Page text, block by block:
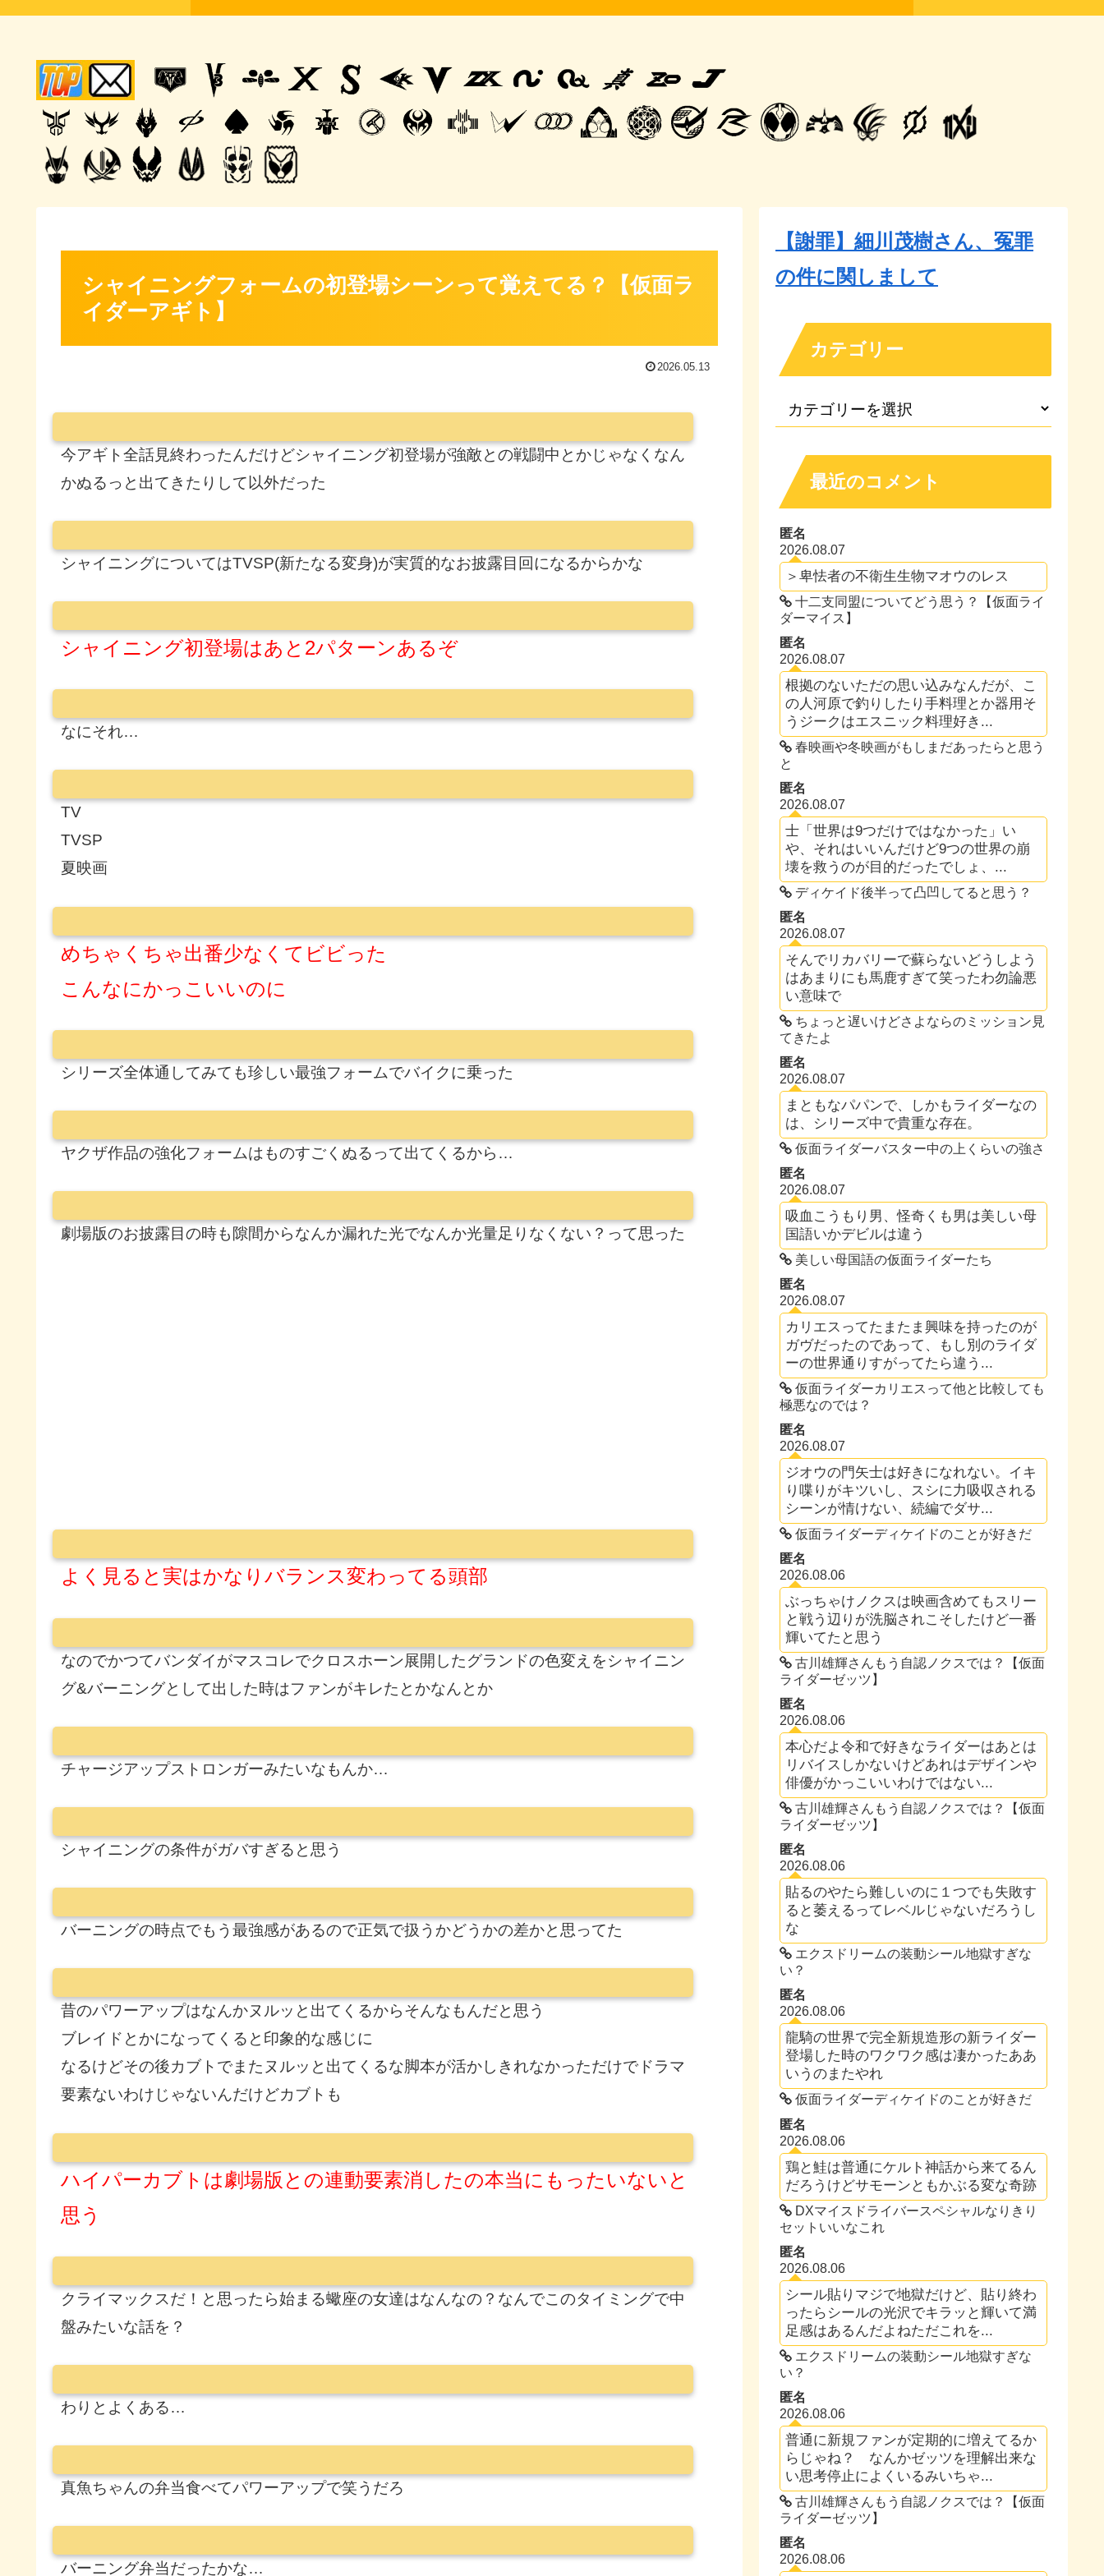
シャイニングフォームの初登場シーンって覚えてる？【仮面ラ
イダーアギト】
2026.05.13
今アギト全話見終わったんだけどシャイニング初登場が強敵との戦闘中とかじゃなくなん
かぬるっと出てきたりして以外だった
シャイニングについてはTVSP(新たなる変身)が実質的なお披露目回になるからかな
シャイニング初登場はあと2パターンあるぞ
なにそれ…
TV
TVSP
夏映画
めちゃくちゃ出番少なくてビビった
こんなにかっこいいのに
シリーズ全体通してみても珍しい最強フォームでバイクに乗った
ヤクザ作品の強化フォームはものすごくぬるって出てくるから…
劇場版のお披露目の時も隙間からなんか漏れた光でなんか光量足りなくない？って思った
よく見ると実はかなりバランス変わってる頭部
なのでかつてバンダイがマスコレでクロスホーン展開したグランドの色変えをシャイニン
グ&バーニングとして出した時はファンがキレたとかなんとか
チャージアップストロンガーみたいなもんか…
シャイニングの条件がガバすぎると思う
バーニングの時点でもう最強感があるので正気で扱うかどうかの差かと思ってた
昔のパワーアップはなんかヌルッと出てくるからそんなもんだと思う
ブレイドとかになってくると印象的な感じに
なるけどその後カブトでまたヌルッと出てくるな脚本が活かしきれなかっただけでドラマ
要素ないわけじゃないんだけどカブトも
ハイパーカブトは劇場版との連動要素消したの本当にもったいないと
思う
クライマックスだ！と思ったら始まる蠍座の女達はなんなの？なんでこのタイミングで中
盤みたいな話を？
わりとよくある…
真魚ちゃんの弁当食べてパワーアップで笑うだろ
バーニング弁当だったかな…
【謝罪】細川茂樹さん、冤罪
の件に関しまして
カテゴリー
最近のコメント
匿名
2026.08.07
＞卑怯者の不衛生生物マオウのレス
十二支同盟についてどう思う？【仮面ライ
ダーマイス】
匿名
2026.08.07
根拠のないただの思い込みなんだが、こ
の人河原で釣りしたり手料理とか器用そ
うジークはエスニック料理好き...
春映画や冬映画がもしまだあったらと思う
と
匿名
2026.08.07
士「世界は9つだけではなかった」い
や、それはいいんだけど9つの世界の崩
壊を救うのが目的だったでしょ、...
ディケイド後半って凸凹してると思う？
匿名
2026.08.07
そんでリカバリーで蘇らないどうしよう
はあまりにも馬鹿すぎて笑ったわ勿論悪
い意味で
ちょっと遅いけどさよならのミッション見
てきたよ
匿名
2026.08.07
まともなパパンで、しかもライダーなの
は、シリーズ中で貴重な存在。
仮面ライダーバスター中の上くらいの強さ
匿名
2026.08.07
吸血こうもり男、怪奇くも男は美しい母
国語いかデビルは違う
美しい母国語の仮面ライダーたち
匿名
2026.08.07
カリエスってたまたま興味を持ったのが
ガヴだったのであって、もし別のライダ
ーの世界通りすがってたら違う...
仮面ライダーカリエスって他と比較しても
極悪なのでは？
匿名
2026.08.07
ジオウの門矢士は好きになれない。イキ
り喋りがキツいし、スシに力吸収される
シーンが情けない、続編でダサ...
仮面ライダーディケイドのことが好きだ
匿名
2026.08.06
ぶっちゃけノクスは映画含めてもスリー
と戦う辺りが洗脳されこそしたけど一番
輝いてたと思う
古川雄輝さんもう自認ノクスでは？【仮面
ライダーゼッツ】
匿名
2026.08.06
本心だよ令和で好きなライダーはあとは
リバイスしかないけどあれはデザインや
俳優がかっこいいわけではない...
古川雄輝さんもう自認ノクスでは？【仮面
ライダーゼッツ】
匿名
2026.08.06
貼るのやたら難しいのに１つでも失敗す
ると萎えるってレベルじゃないだろうし
な
エクスドリームの装動シール地獄すぎな
い？
匿名
2026.08.06
龍騎の世界で完全新規造形の新ライダー
登場した時のワクワク感は凄かったああ
いうのまたやれ
仮面ライダーディケイドのことが好きだ
匿名
2026.08.06
鶏と鮭は普通にケルト神話から来てるん
だろうけどサモーンともかぶる変な奇跡
DXマイスドライバースペシャルなりきり
セットいいなこれ
匿名
2026.08.06
シール貼りマジで地獄だけど、貼り終わ
ったらシールの光沢でキラッと輝いて満
足感はあるんだよねただこれを...
エクスドリームの装動シール地獄すぎな
い？
匿名
2026.08.06
普通に新規ファンが定期的に増えてるか
らじゃね？ なんかゼッツを理解出来な
い思考停止によくいるみいちゃ...
古川雄輝さんもう自認ノクスでは？【仮面
ライダーゼッツ】
匿名
2026.08.06